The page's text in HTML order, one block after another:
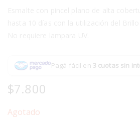
Pagá fácil en 3 cuotas sin
$7.800
Agotado